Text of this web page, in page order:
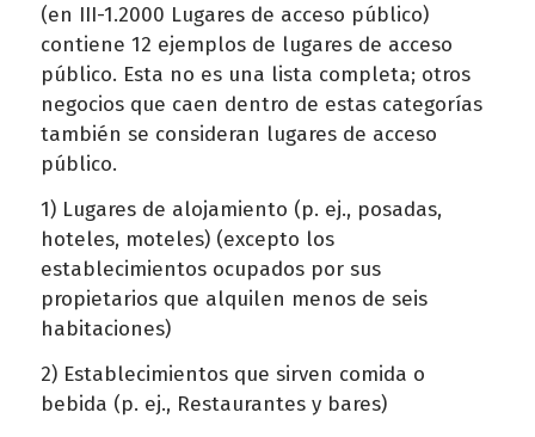
(en III-1.2000 Lugares de acceso público)
contiene 12 ejemplos de lugares de acceso
público. Esta no es una lista completa; otros
negocios que caen dentro de estas categorías
también se consideran lugares de acceso
público.
1) Lugares de alojamiento (p. ej., posadas,
hoteles, moteles) (excepto los
establecimientos ocupados por sus
propietarios que alquilen menos de seis
habitaciones)
2) Establecimientos que sirven comida o
bebida (p. ej., Restaurantes y bares)